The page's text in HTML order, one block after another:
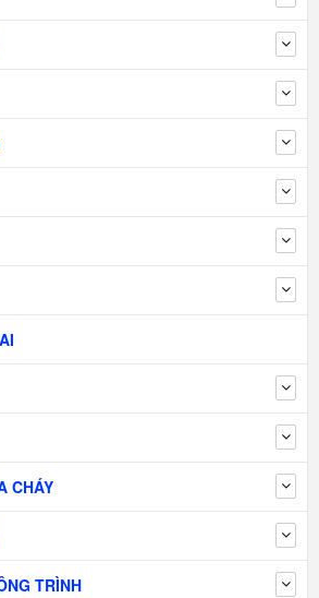
CHÁY
TRÌNH